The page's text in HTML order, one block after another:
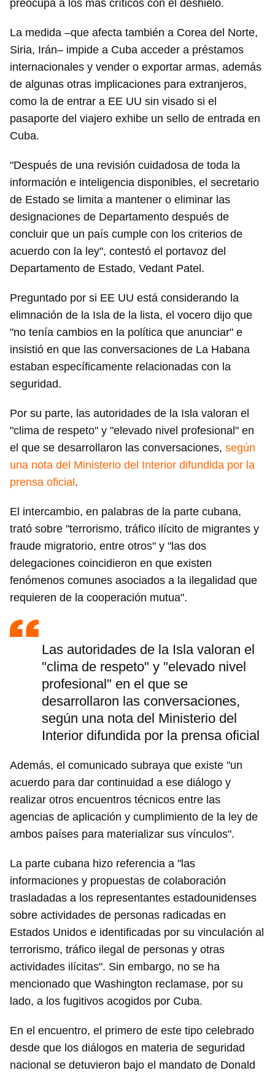
Para poder guardar como favorito, primero has de
iniciar sesión con tu cuenta de 14ymedio.
preocupa a los más críticos con el deshielo.
La medida –que afecta también a Corea del Norte,
Siria, Irán– impide a Cuba acceder a préstamos
internacionales y vender o exportar armas, además
de algunas otras implicaciones para extranjeros,
como la de entrar a EE UU sin visado si el
pasaporte del viajero exhibe un sello de entrada en
Cuba.
"Después de una revisión cuidadosa de toda la
información e inteligencia disponibles, el secretario
de Estado se limita a mantener o eliminar las
designaciones de Departamento después de
concluir que un país cumple con los criterios de
acuerdo con la ley", contestó el portavoz del
Departamento de Estado, Vedant Patel.
Preguntado por si EE UU está considerando la
elimnación de la Isla de la lista, el vocero dijo que
"no tenía cambios en la política que anunciar" e
insistió en que las conversaciones de La Habana
estaban específicamente relacionadas con la
seguridad.
Por su parte, las autoridades de la Isla valoran el
"clima de respeto" y "elevado nivel profesional" en
el que se desarrollaron las conversaciones, según
una nota del Ministerio del Interior difundida por la
prensa oficial .
El intercambio, en palabras de la parte cubana,
trató sobre "terrorismo, tráfico ilícito de migrantes y
fraude migratorio, entre otros" y "las dos
delegaciones coincidieron en que existen
fenómenos comunes asociados a la ilegalidad que
requieren de la cooperación mutua".
Las autoridades de la Isla valoran el
"clima de respeto" y "elevado nivel
profesional" en el que se
desarrollaron las conversaciones,
según una nota del Ministerio del
Interior difundida por la prensa oficial
Además, el comunicado subraya que existe "un
acuerdo para dar continuidad a ese diálogo y
realizar otros encuentros técnicos entre las
agencias de aplicación y cumplimiento de la ley de
ambos países para materializar sus vínculos".
La parte cubana hizo referencia a "las
informaciones y propuestas de colaboración
trasladadas a los representantes estadounidenses
sobre actividades de personas radicadas en
Estados Unidos e identificadas por su vinculación al
terrorismo, tráfico ilegal de personas y otras
actividades ilícitas". Sin embargo, no se ha
mencionado que Washington reclamase, por su
lado, a los fugitivos acogidos por Cuba.
En el encuentro, el primero de este tipo celebrado
desde que los diálogos en materia de seguridad
nacional se detuvieron bajo el mandato de Donald